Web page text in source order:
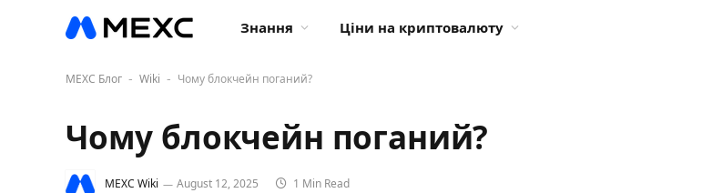
Знання Ціни на криптовалюту
MEXC Блог - Wiki - Чому блокчейн поганий?
Чому блокчейн поганий?
MEXC Wiki August 12, 2025 1 Min Read